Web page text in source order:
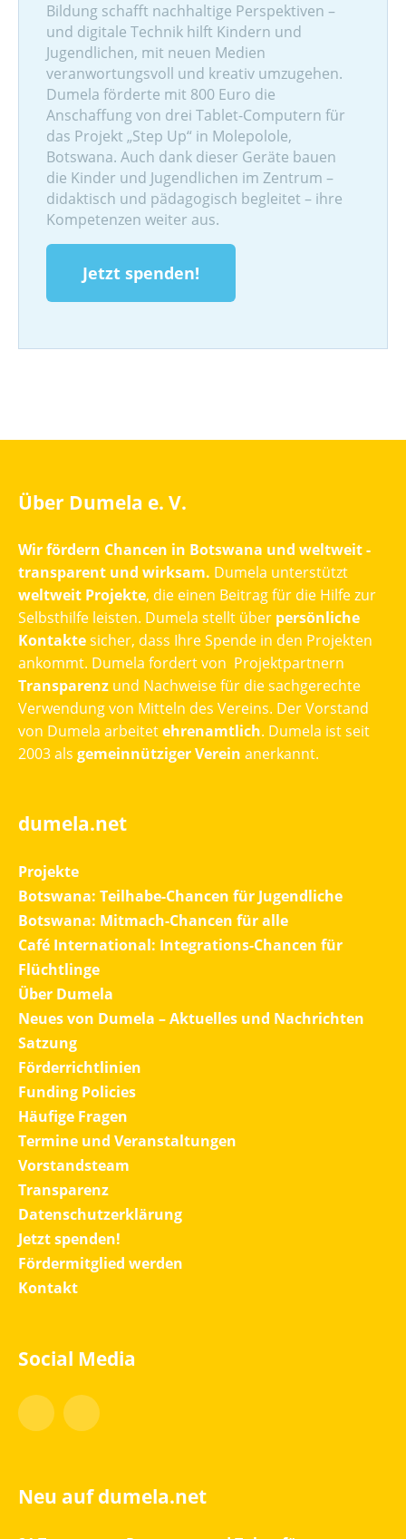
Bildung schafft nachhaltige Perspektiven –
und digitale Technik hilft Kindern und
Jugendlichen, mit neuen Medien
veranwortungsvoll und kreativ umzugehen.
Dumela förderte mit 800 Euro die
Anschaffung von drei Tablet-Computern für
das Projekt „Step Up“ in Molepolole,
Botswana. Auch dank dieser Geräte bauen
die Kinder und Jugendlichen im Zentrum –
didaktisch und pädagogisch begleitet – ihre
Kompetenzen weiter aus.
Jetzt spenden!
Über Dumela e. V.
Wir fördern Chancen in Botswana und weltweit -
transparent und wirksam. Dumela unterstützt
weltweit Projekte, die einen Beitrag für die Hilfe zur
Selbsthilfe leisten. Dumela stellt über persönliche
Kontaktesicher, dass Ihre Spende in den Projekten
ankommt. Dumela fordert von Projektpartnern
Transparenz und Nachweise für die sachgerechte
Verwendung von Mitteln des Vereins. Der Vorstand
von Dumela arbeitetehrenamtlich. Dumela ist seit
2003 als gemeinnütziger Verein anerkannt.
dumela.net
Projekte
Botswana: Teilhabe-Chancen für Jugendliche
Botswana: Mitmach-Chancen für alle
Café International: Integrations-Chancen für
Flüchtlinge
Über Dumela
Neues von Dumela – Aktuelles und Nachrichten
Satzung
Förderrichtlinien
Funding Policies
Häufige Fragen
Termine und Veranstaltungen
Vorstandsteam
Transparenz
Datenschutzerklärung
Jetzt spenden!
Fördermitglied werden
Kontakt
Social Media
Facebook
Neu auf dumela.net